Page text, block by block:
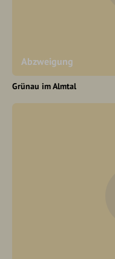
Abzweigung
Grünau im Almtal